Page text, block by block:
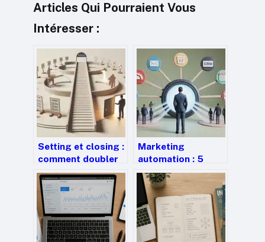
Articles Qui Pourraient Vous
Intéresser :
Setting et closing :
comment doubler
vos ventes en
segmentant votre
cycle commercial ?
Marketing
automation : 5
scénarios concrets
pour augmenter
vos ventes de
14,5%